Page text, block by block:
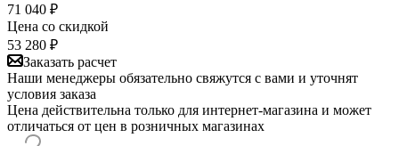
71 040 ₽
Цена со скидкой
53 280 ₽
Заказать расчет
Наши менеджеры обязательно свяжутся с вами и уточнят
условия заказа
Цена действительна только для интернет-магазина и может
отличаться от цен в розничных магазинах